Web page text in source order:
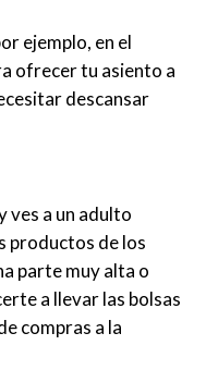
ejemplo, en el
ofrecer tu asiento a
descansar
ves a un adulto
productos de los
parte muy alta o
a llevar las bolsas
compras a la